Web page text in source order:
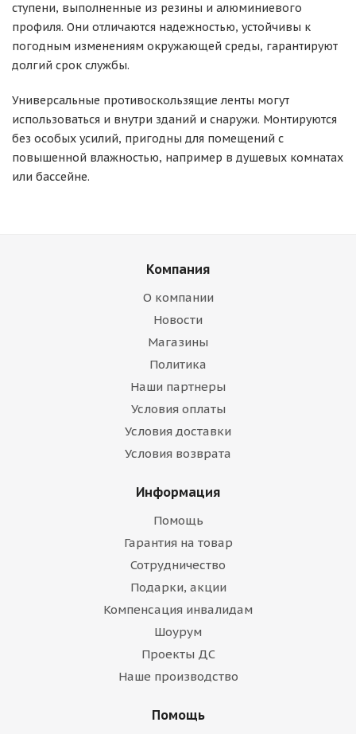
ступени, выполненные из резины и алюминиевого
профиля. Они отличаются надежностью, устойчивы к
погодным изменениям окружающей среды, гарантируют
долгий срок службы.
Универсальные противоскользящие ленты могут
использоваться и внутри зданий и снаружи. Монтируются
без особых усилий, пригодны для помещений с
повышенной влажностью, например в душевых комнатах
или бассейне.
Компания
О компании
Новости
Магазины
Политика
Наши партнеры
Условия оплаты
Условия доставки
Условия возврата
Информация
Помощь
Гарантия на товар
Сотрудничество
Подарки, акции
Компенсация инвалидам
Шоурум
Проекты ДС
Наше производство
Помощь